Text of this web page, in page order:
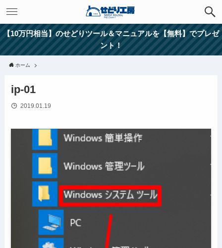
【10万円相当】のせどりツール＆マニュアルを【無料】でプレゼ
ント！
ホーム
ip-01
2019.01.19